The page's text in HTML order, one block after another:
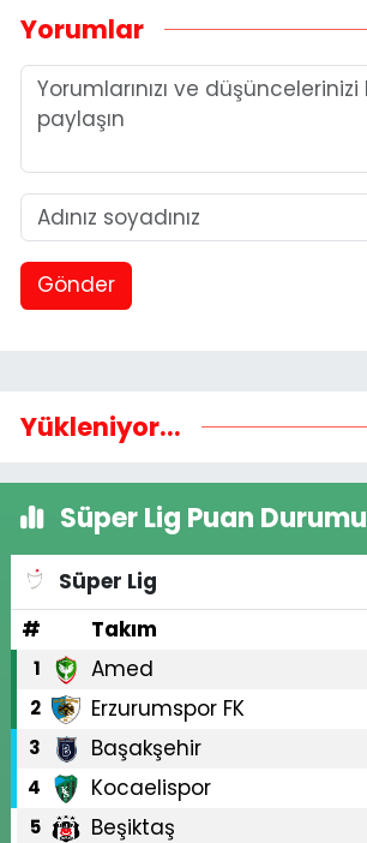
Yorumlar
Gönder
Yükleniyor...
Süper Lig Puan Durumu
Süper Lig
#
Takım
1 Amed
2 Erzurumspor FK
3 Başakşehir
4 Kocaelispor
5 Beşiktaş